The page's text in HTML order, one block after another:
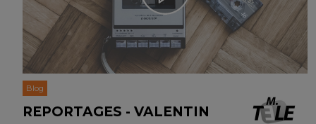
Blog
REPORTAGES - VALENTIN